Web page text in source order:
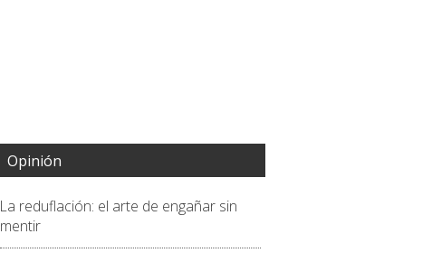
Opinión
La reduflación: el arte de engañar sin
mentir